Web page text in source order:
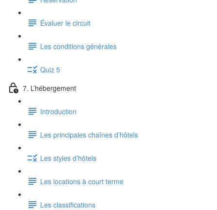
Évaluer le circuit
Les conditions générales
Quiz 5
7. L’hébergement
Introduction
Les principales chaînes d’hôtels
Les styles d’hôtels
Les locations à court terme
Les classifications